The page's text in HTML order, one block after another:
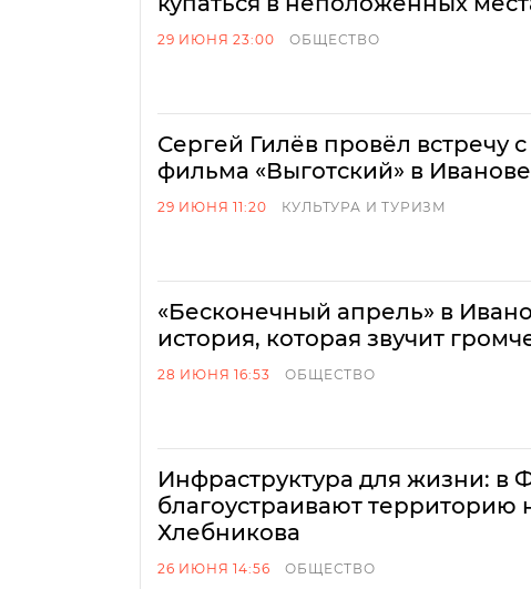
29 ИЮНЯ 23:00 ОБЩЕСТВО
Сергей Гилёв провёл встречу
фильма «Выготский» в Иванове
29 ИЮНЯ 11:20 КУЛЬТУРА И ТУРИЗМ
«Бесконечный апрель» в
история, которая звучит
28 ИЮНЯ 16:53 ОБЩЕСТВО
Инфраструктура для жизни: в
благоустраивают территорию
Хлебникова
26 ИЮНЯ 14:56 ОБЩЕСТВО